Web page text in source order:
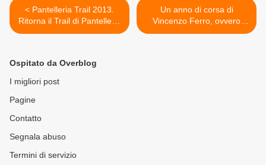
< Pantelleria Trail 2013.
Ritorna il Trail di Pantelleria
il 31 agosto 2013: una bella
Un anno di corsa di
Vincenzo Ferro, ovvero
dall’iniziazione trail alla 0-
Ospitato da Overblog
I migliori post
Pagine
Contatto
Segnala abuso
Termini di servizio